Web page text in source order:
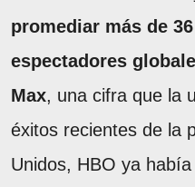
promediar más de
espectadores
Max, una cifra que la
éxitos recientes de la
Unidos, HBO ya